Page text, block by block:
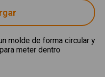
molde de forma circular y
meter dentro